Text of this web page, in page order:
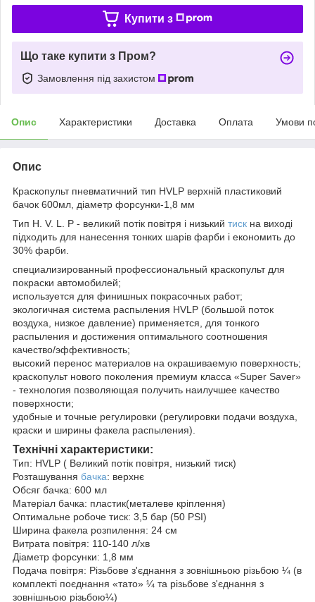
Купити з
Що таке купити з Пром?
Замовлення під захистом
Опис Характеристики Доставка Оплата Умови
Опис
Краскопульт пневматичний тип HVLP верхній пластиковий
бачок 600мл, діаметр форсунки-1,8 мм
Тип H. V. L. P - великий потік повітря і низький тиск на виході
підходить для нанесення тонких шарів фарби і економить до
30% фарби.
специализированный профессиональный краскопульт для
покраски автомобилей;
используется для финишных покрасочных работ;
экологичная система распыления HVLP (большой поток
воздуха, низкое давление) применяется, для тонкого
распыления и достижения оптимального соотношения
качество/эффективность;
высокий перенос материалов на окрашиваемую поверхность;
краскопульт нового поколения премиум класса «Super Saver»
- технология позволяющая получить наилучшее качество
поверхности;
удобные и точные регулировки (регулировки подачи воздуха,
краски и ширины факела распыления).
Технічні характеристики:
Тип: HVLP ( Великий потік повітря, низький тиск)
Розташування бачка: верхнє
Обсяг бачка: 600 мл
Матеріал бачка: пластик(металеве кріплення)
Оптимальне робоче тиск: 3,5 бар (50 PSI)
Ширина факела розпилення: 24 см
Витрата повітря: 110-140 л/хв
Діаметр форсунки: 1,8 мм
Подача повітря: Різьбове з'єднання з зовнішньою різьбою ¼ (в
комплекті поєднання «тато» ¼ та різьбове з'єднання з
зовнішньою різьбою¼)